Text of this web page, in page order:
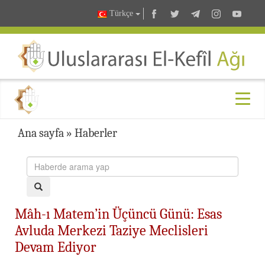
Türkçe
Ana sayfa » Haberler
Mâh-ı Matem’in Üçüncü Günü: Esas
Avluda Merkezi Taziye Meclisleri
Devam Ediyor